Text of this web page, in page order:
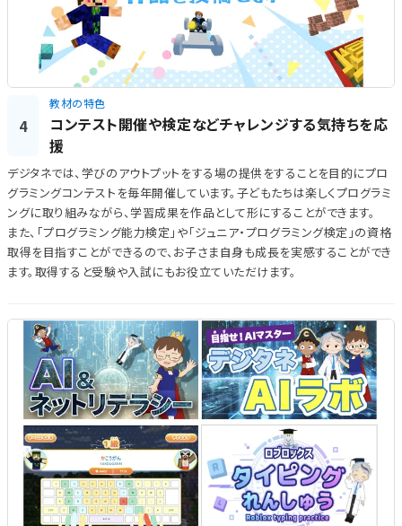
4
教材の特色
コンテスト開催や検定などチャレンジする気持ちを応
援
デジタネでは、学びのアウトプットをする場の提供をすることを目的にプロ
グラミングコンテストを毎年開催しています。子どもたちは楽しくプログラミ
ングに取り組みながら、学習成果を作品として形にすることができます。
また、「プログラミング能力検定」や「ジュニア・プログラミング検定」の資格
取得を目指すことができるので、お子さま自身も成長を実感することができ
ます。取得すると受験や入試にもお役立ていただけます。